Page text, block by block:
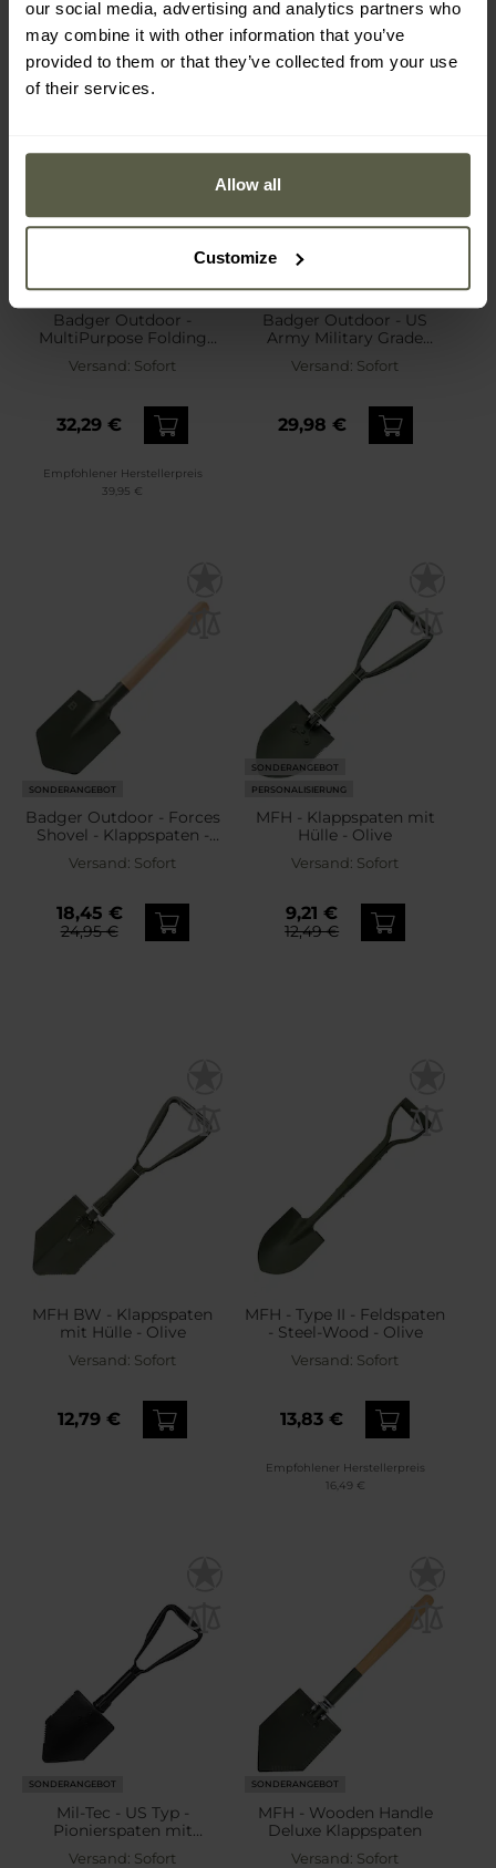
our social media, advertising and analytics partners who
may combine it with other information that you’ve
provided to them or that they’ve collected from your use
of their services.
Allow all
Customize
PERSONALISIERUNG
Badger Outdoor -
MultiPurpose Folding
Survival - Klappspaten
Versand: Sofort
32,29 €
Empfohlener Herstellerpreis
39,95 €
Badger Outdoor - US
Army Military Grade
Entrenching Tool -
Klappspaten - Olive
Versand: Sofort
29,98 €
SONDERANGEBOT
Badger Outdoor - Forces
Shovel - Klappspaten -
Versand: Sofort
18,45 €
24,95 €
SONDERANGEBOT
PERSONALISIERUNG
MFH - Klappspaten mit
Hülle - Olive
Versand: Sofort
9,21 €
12,49 €
MFH BW - Klappspaten
mit Hülle - Olive
Versand: Sofort
12,79 €
MFH - Type II - Feldspaten
- Steel-Wood - Olive
Versand: Sofort
13,83 €
Empfohlener Herstellerpreis
16,49 €
SONDERANGEBOT
Mil-Tec - US Typ -
Pionierspaten mit
Schutzhülle
Versand: Sofort
SONDERANGEBOT
MFH - Wooden Handle
Deluxe Klappspaten
Versand: Sofort